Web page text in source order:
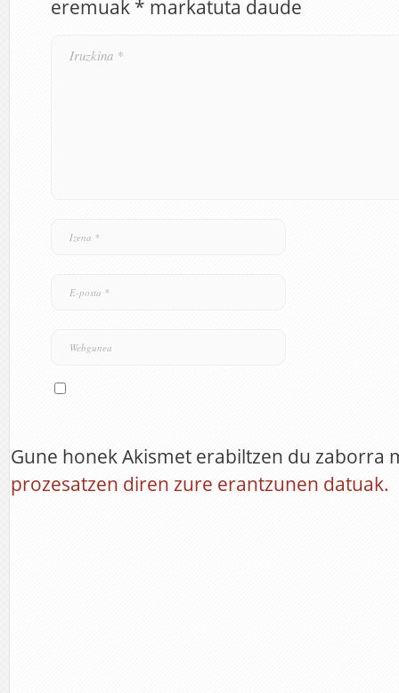
eremuak * markatuta daude
Gune honek Akismet erabiltzen du zaborra
prozesatzen diren zure erantzunen datuak.